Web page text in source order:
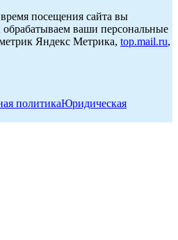
посещения сайта вы
обрабатываем ваши персональные
Яндекс Метрика, top.mail.ru,
политикаЮридическая